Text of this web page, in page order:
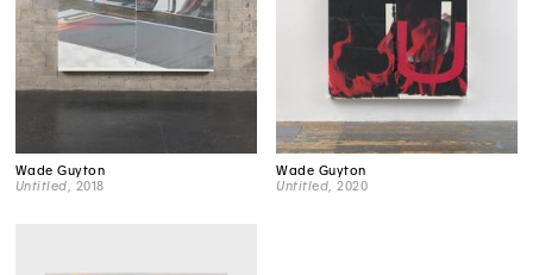
Wade Guyton
Untitled , 2018
Wade Guyton
Untitled , 2020